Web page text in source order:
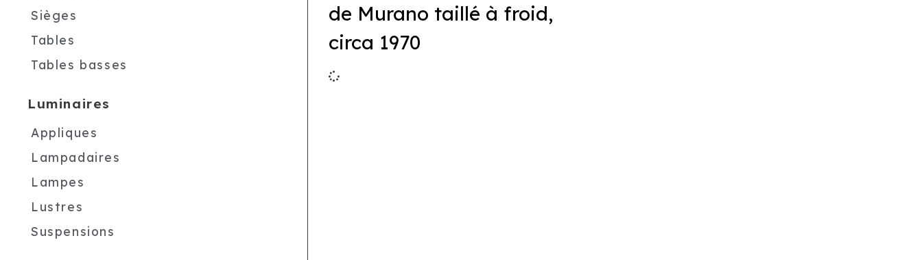
Sièges
Tables
Tables basses
Luminaires
Appliques
Lampadaires
Lampes
Lustres
Suspensions
de Murano taillé à froid,
circa 1970